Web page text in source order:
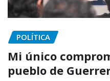
POLÍTICA
Mi único
pueblo de